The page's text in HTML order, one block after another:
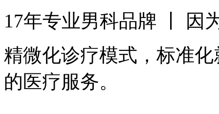
17年专业男科品牌 丨 因
精微化诊疗模式，标准
的医疗服务。